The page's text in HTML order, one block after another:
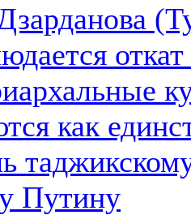
как
Путину